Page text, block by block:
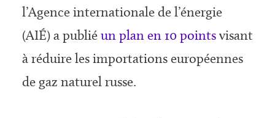
l’Agence internationale de l’énergie
(AIÉ) a publiéun plan en 10 pointsvisant
à réduire les importations européennes
de gaz naturel russe.